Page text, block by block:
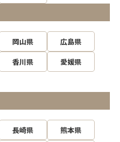
岡山県
広島県
香川県
愛媛県
長崎県
熊本県